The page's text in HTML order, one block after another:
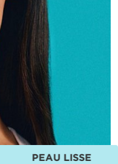
LISSE •